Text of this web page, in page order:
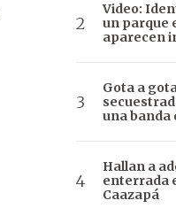
Video:
un parque
aparecen
Gota a
una banda
Hallan a
enterrada
Caazapá